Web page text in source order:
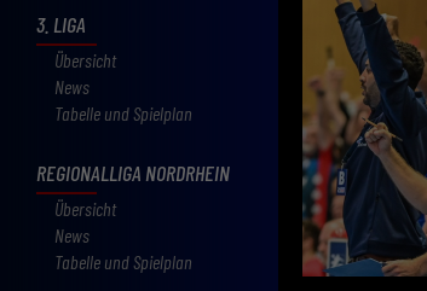
3. LIGA
Übersicht
News
Tabelle und Spielplan
REGIONALLIGA NORDRHEIN
Übersicht
News
Tabelle und Spielplan